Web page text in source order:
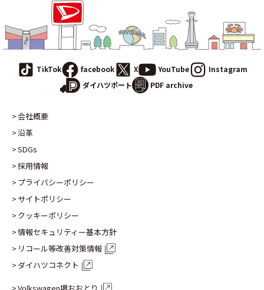
TikTok facebook X YouTube
Instagram
ダイハツポート
PDF archive
会社概要
沿革
SDGs
採用情報
プライバシーポリシー
サイトポリシー
クッキーポリシー
情報セキュリティー基本方針
リコール等改善対策情報
ダイハツコネクト